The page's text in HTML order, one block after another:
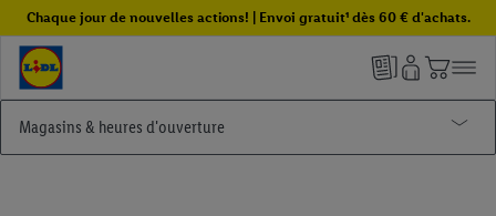
Chaque jour de nouvelles actions! | Envoi gratuit¹ dès 60 € d'achats.
Magasins & heures d'ouverture